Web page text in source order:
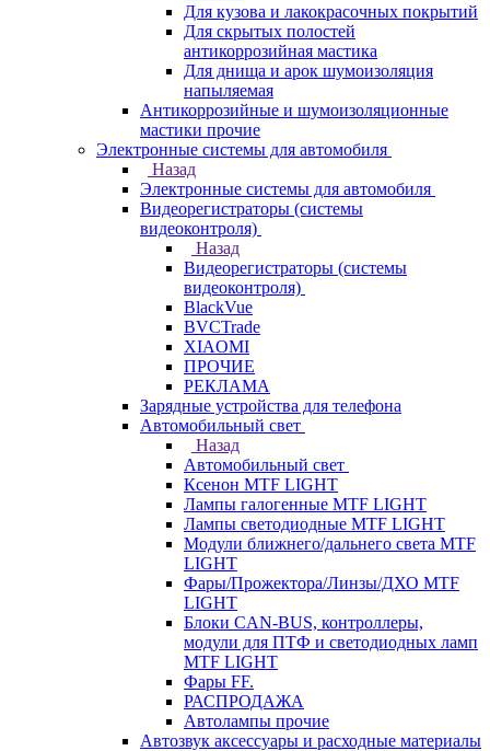
Для кузова и лакокрасочных покрытий
Для скрытых полостей
антикоррозийная мастика
Для днища и арок шумоизоляция
напыляемая
Антикоррозийные и шумоизоляционные
мастики прочие
Электронные системы для автомобиля
Назад
Электронные системы для автомобиля
Видеорегистраторы (системы
видеоконтроля)
Назад
Видеорегистраторы (системы
видеоконтроля)
BlackVue
BVCTrade
XIAOMI
ПРОЧИЕ
РЕКЛАМА
Зарядные устройства для телефона
Автомобильный свет
Назад
Автомобильный свет
Ксенон MTF LIGHT
Лампы галогенные MTF LIGHT
Лампы светодиодные MTF LIGHT
Модули ближнего/дальнего света MTF
LIGHT
Фары/Прожектора/Линзы/ДХО MTF
LIGHT
Блоки CAN-BUS, контроллеры,
модули для ПТФ и светодиодных ламп
MTF LIGHT
Фары FF.
РАСПРОДАЖА
Автолампы прочие
Автозвук аксессуары и расходные материалы